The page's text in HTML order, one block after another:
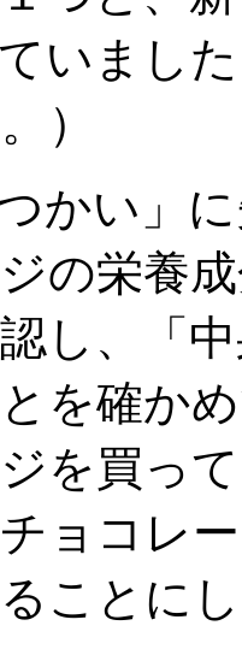
いまし
）
かい」
の栄養
し、「
を確か
を買っ
ョコレ
ことに